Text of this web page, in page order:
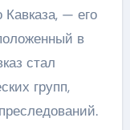
Кавказа, — его
в
стал
групп,